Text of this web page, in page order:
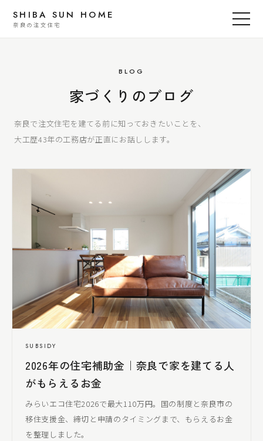
SHIBA SUN HOME
奈良の注文住宅
BLOG
家づくりのブログ
奈良で注文住宅を建てる前に知っておきたいことを、
大工歴43年の工務店が正直にお話しします。
SUBSIDY
2026年の住宅補助金｜奈良で家を建てる人
がもらえるお金
みらいエコ住宅2026で最大110万円。国の制度と奈良市の
移住支援金、締切と申請のタイミングまで、もらえるお金
を整理しました。